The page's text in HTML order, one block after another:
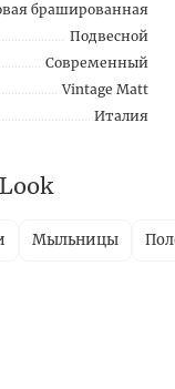
брашированная
Подвесной
Современный
Vintage Matt
Италия
Мыльницы